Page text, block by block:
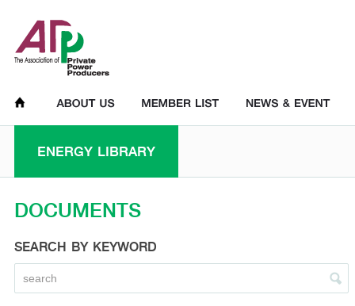
ENERGY LIBRARY
DOCUMENTS
SEARCH BY KEYWORD